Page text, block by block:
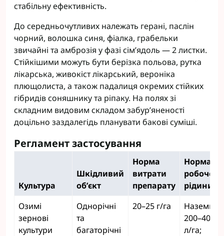
стабільну ефективність.
До середньочутливих належать герані, паслін
чорний, волошка синя, фіалка, грабельки
звичайні та амброзія у фазі сім’ядоль — 2 листки.
Стійкішими можуть бути берізка польова, рутка
лікарська, живокіст лікарський, вероніка
плющолиста, а також падалиця окремих стійких
гібридів соняшнику та ріпаку. На полях зі
складним видовим складом забур’яненості
доцільно заздалегідь планувати бакові суміші.
Регламент застосування
Культура
Шкідливий
об’єкт
Норма
витрати
препарату
Норма
робочої
рідини
Озимі
зернові
культури
Однорічні
та
багаторічні
20–25 г/га
Наземне:
200–400
л/га;